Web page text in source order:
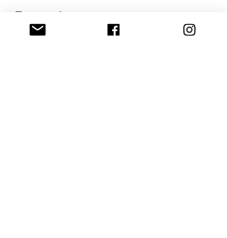
Entradas